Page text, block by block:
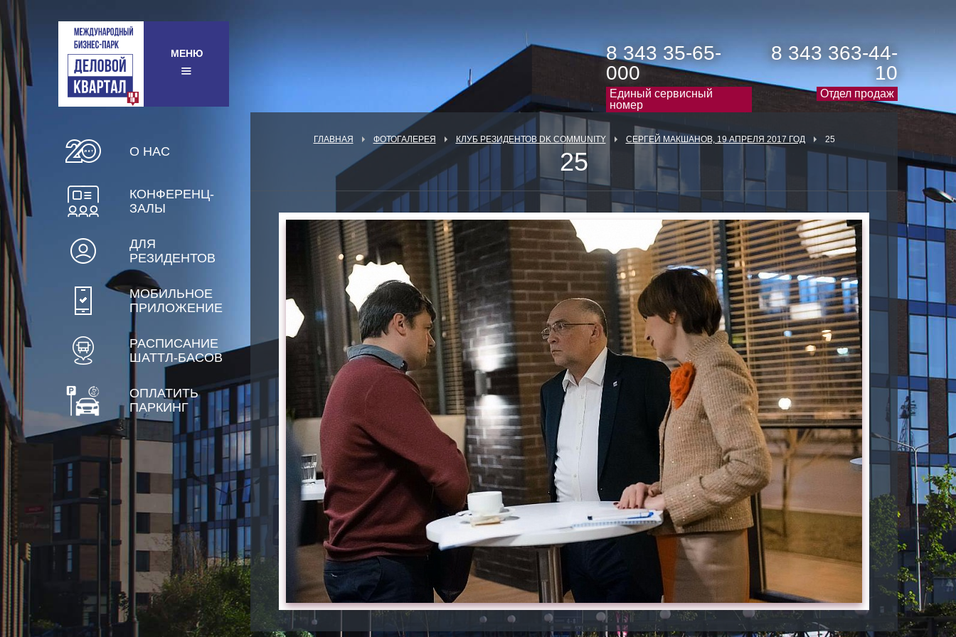
МЕНЮ
8 343 35-65-
000
Единый сервисный
номер
8 343 363-44-
10
Отдел продаж
О НАС
КОНФЕРЕНЦ-
ЗАЛЫ
ДЛЯ
РЕЗИДЕНТОВ
МОБИЛЬНОЕ
ПРИЛОЖЕНИЕ
РАСПИСАНИЕ
ШАТТЛ-БАСОВ
ОПЛАТИТЬ
ПАРКИНГ
ГЛАВНАЯ ФОТОГАЛЕРЕЯ КЛУБ РЕЗИДЕНТОВ DK COMMUNITY СЕРГЕЙ МАКШАНОВ, 19 АПРЕЛЯ 2017 ГОД 25
25